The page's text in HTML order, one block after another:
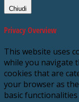
Chiudi
Privacy Overview
This website uses
while you navigate
cookies that are
your browser as
basic